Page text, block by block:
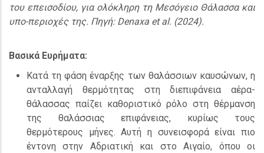
του επεισοδίου, για ολόκληρη τη Μεσόγειο Θάλασσα και
υπο-περιοχές της. Πηγή: Denaxa et al. (2024).
Βασικά Ευρήματα:
Κατά τη φάση έναρξης των θαλάσσιων καυσώνων, η
ανταλλαγή θερμότητας στη διεπιφάνεια αέρα-
θάλασσας παίζει καθοριστικό ρόλο στη θέρμανση
της θαλάσσιας επιφάνειας, κυρίως τους
θερμότερους μήνες. Αυτή η συνεισφορά είναι πιο
έντονη στην Αδριατική και στο Αιγαίο, όπου οι